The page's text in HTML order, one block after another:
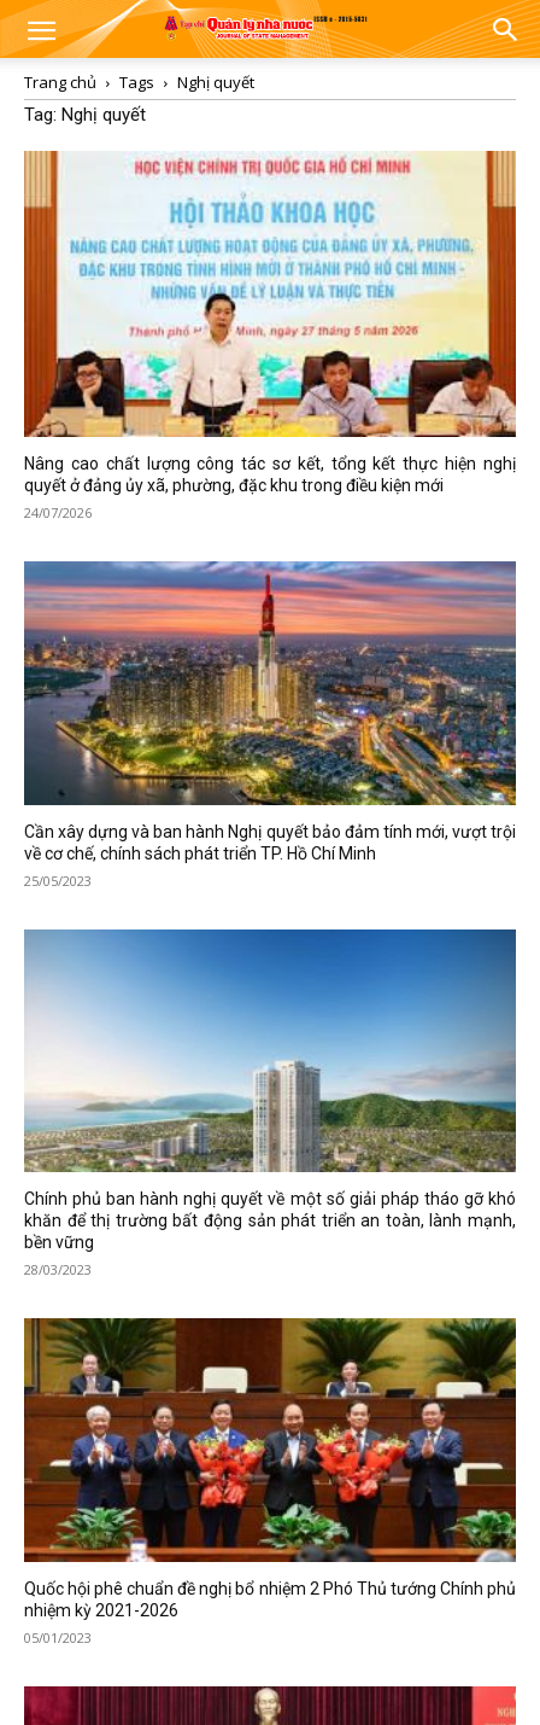
Trang chủ Tags
Nghị quyết
Tag: Nghị quyết
Nâng cao chất lượng công tác sơ kết, tổng kết thực hiện nghị
quyết ở đảng ủy xã, phường, đặc khu trong điều kiện mới
24/07/2026
Cần xây dựng và ban hành Nghị quyết bảo đảm tính mới, vượt trội
về cơ chế, chính sách phát triển TP. Hồ Chí Minh
25/05/2023
Chính phủ ban hành nghị quyết về một số giải pháp tháo gỡ khó
khăn để thị trường bất động sản phát triển an toàn, lành mạnh,
bền vững
28/03/2023
Quốc hội phê chuẩn đề nghị bổ nhiệm 2 Phó Thủ tướng Chính phủ
nhiệm kỳ 2021-2026
05/01/2023